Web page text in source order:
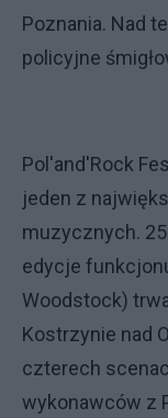
Poznania. Nad
policyjne
Pol'and'Rock
jeden z
muzycznych.
edycje
Woodstock)
Kostrzynie nad
czterech
wykonawców z